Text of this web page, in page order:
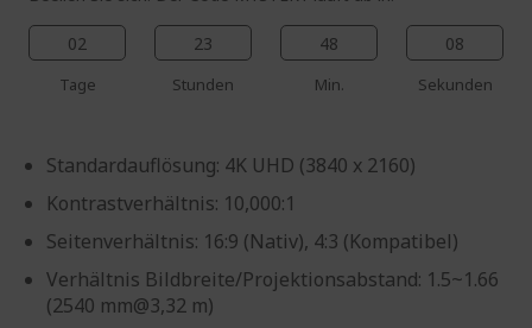
02
Tage
23
Stunden
48
Min.
07
Sekunden
Standardauflösung: 4K UHD (3840 x 2160)
Kontrastverhältnis: 10,000:1
Seitenverhältnis: 16:9 (Nativ), 4:3 (Kompatibel)
Verhältnis Bildbreite/Projektionsabstand: 1.5~1.66
(2540 mm@3,32 m)